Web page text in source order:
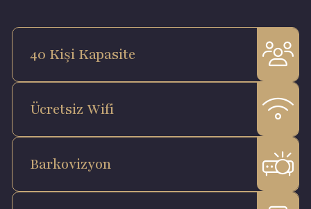
40 Kişi Kapasite
Ücretsiz Wifi
Barkovizyon